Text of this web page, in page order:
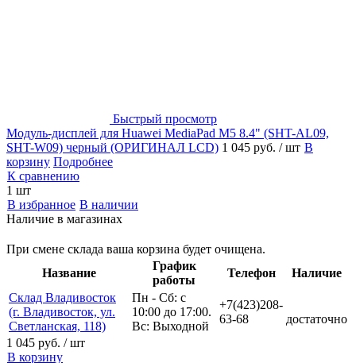
Быстрый просмотр
Модуль-дисплей для Huawei MediaPad M5 8.4" (SHT-AL09,
SHT-W09) черный (ОРИГИНАЛ LCD) 1 045 руб. / шт В
корзину Подробнее
К сравнению
1 шт
В избранное В наличии
Наличие в магазинах
При смене склада ваша корзина будет очищена.
Название
График
работы
Телефон
Наличие
Склад Владивосток
(г. Владивосток, ул.
Светланская, 118)
Пн - Сб: с
10:00 до 17:00.
Вс: Выходной
+7(423)208-
63-68
достаточно
1 045 руб. / шт
В корзину